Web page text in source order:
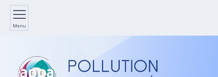
Menu